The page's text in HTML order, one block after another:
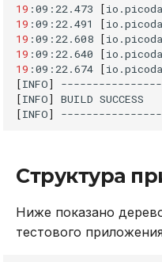
19 :09:22.473 [
19 :09:22.491 [
19 :09:22.608 [
19 :09:22.640 [
19 :09:22.674 [
[INFO]
[INFO] BUILD
[INFO]
Структура
Ниже показано
тестового